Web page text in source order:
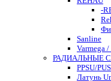
-
Sanline
Varmega /
РАДИАЛЬНЫЕ
PPSU/
Латунь